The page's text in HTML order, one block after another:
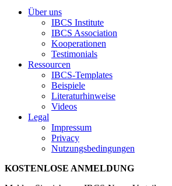
Über uns
IBCS Institute
IBCS Association
Kooperationen
Testimonials
Ressourcen
IBCS-Templates
Beispiele
Literaturhinweise
Videos
Legal
Impressum
Privacy
Nutzungsbedingungen
KOSTENLOSE ANMELDUNG